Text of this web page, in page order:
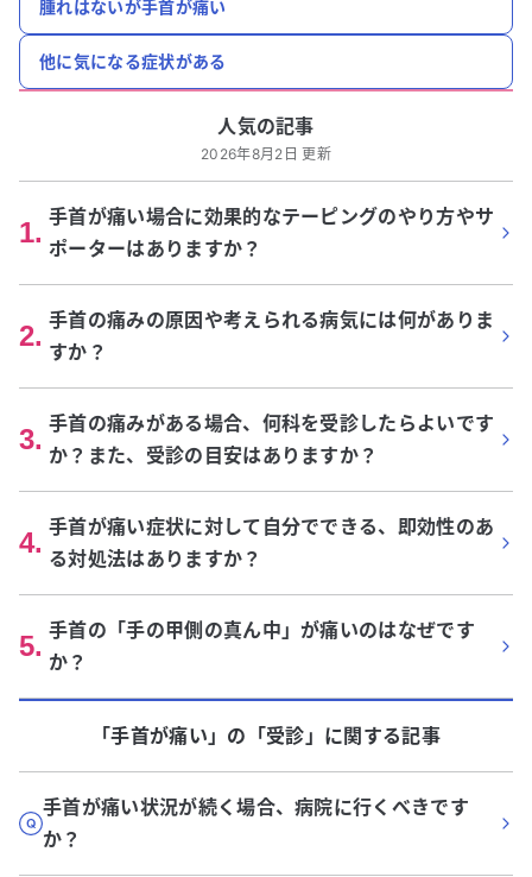
腫れはないが手首が痛い
他に気になる症状がある
人気の記事
2026年8月2日 更新
1. 手首が痛い場合に効果的なテーピングのやり方やサ
ポーターはありますか？
2. 手首の痛みの原因や考えられる病気には何がありま
すか？
3. 手首の痛みがある場合、何科を受診したらよいです
か？また、受診の目安はありますか？
4. 手首が痛い症状に対して自分でできる、即効性のあ
る対処法はありますか？
5. 手首の「手の甲側の真ん中」が痛いのはなぜです
か？
「手首が痛い」 の「受診 」に関する記事
手首が痛い状況が続く場合、病院に行くべきです
か？